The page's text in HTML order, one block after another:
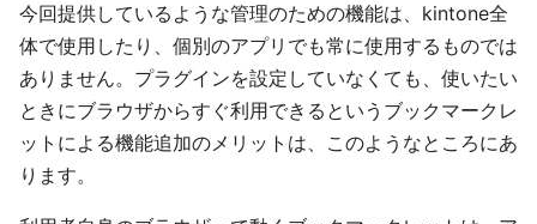
今回提供しているような管理のための機能は、kintone全
体で使用したり、個別のアプリでも常に使用するものでは
ありません。プラグインを設定していなくても、使いたい
ときにブラウザからすぐ利用できるというブックマークレ
ットによる機能追加のメリットは、このようなところにあ
ります。